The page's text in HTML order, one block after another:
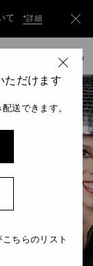
て *詳細
ただけます
送できます。
ちらのリスト